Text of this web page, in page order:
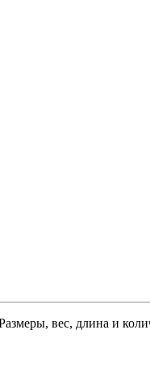
вес, длина и